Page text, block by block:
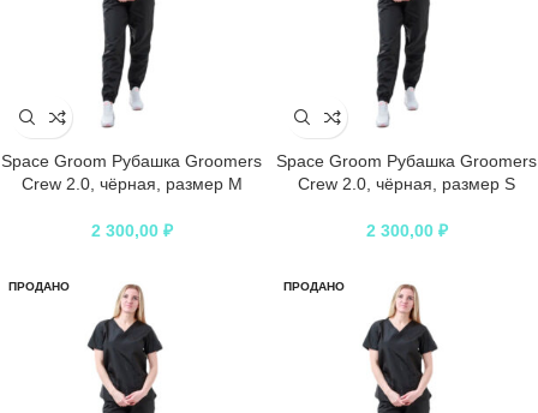
Space Groom Рубашка Groomers
Crew 2.0, чёрная, размер M
2 300,00 ₽
Space Groom Рубашка Groomers
Crew 2.0, чёрная, размер S
2 300,00 ₽
ПРОДАНО ПРОДАНО